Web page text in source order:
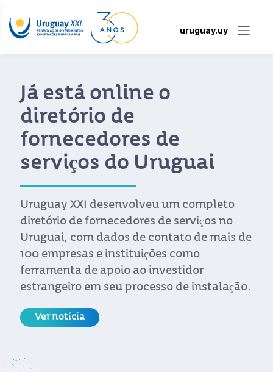
uruguay.uy
Já está online o
diretório de
fornecedores de
serviços do Uruguai
Uruguay XXI desenvolveu um completo
diretório de fornecedores de serviços no
Uruguai, com dados de contato de mais de
100 empresas e instituições como
ferramenta de apoio ao investidor
estrangeiro em seu processo de instalação.
Ver notícia